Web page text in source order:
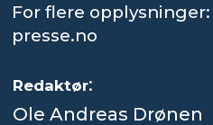
For flere
presse.no
Redaktør:
Ole Andreas Drønen